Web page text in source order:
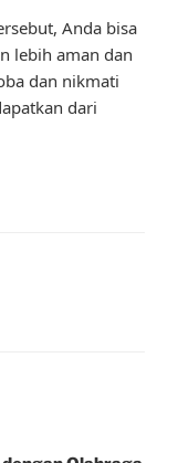
Anda bisa
lebih aman dan
dan nikmati
dari